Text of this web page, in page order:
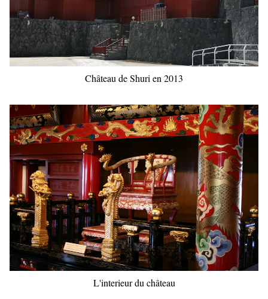
Château de Shuri en 2013
L'interieur du château